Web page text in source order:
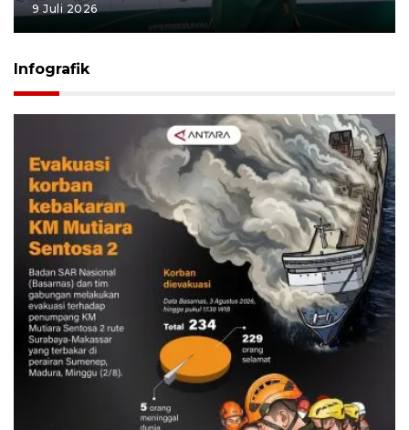
9 Juli 2026
Infografik